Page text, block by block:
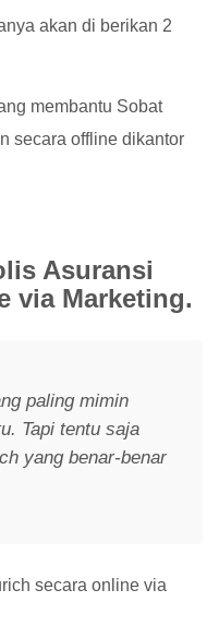
akan di berikan 2
membantu Sobat
secara offline dikantor
Asuransi
via Marketing.
paling mimin
Tapi tentu saja
yang benar-benar
secara online via